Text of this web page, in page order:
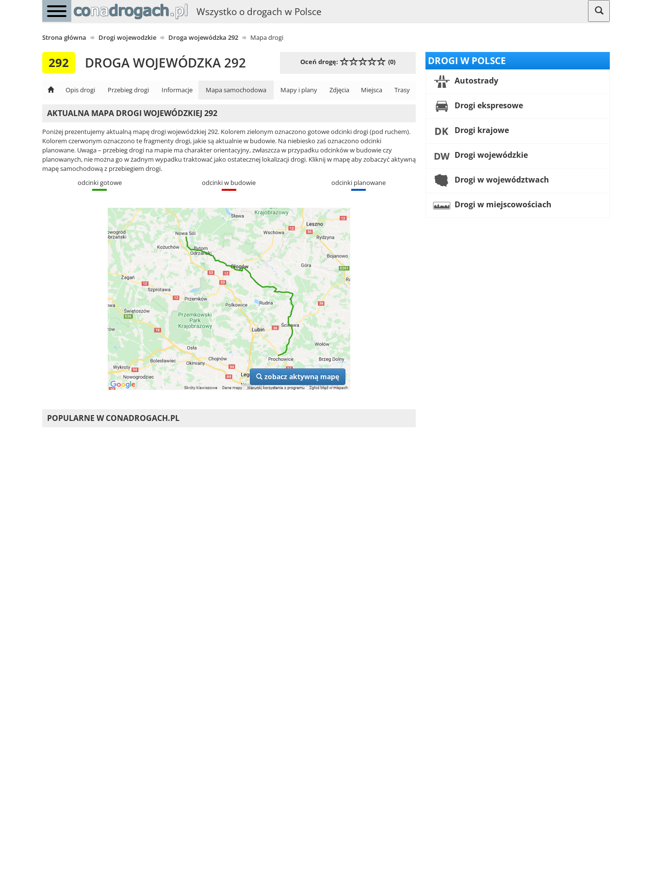
Wszystko o drogach w Polsce
Strona główna Drogi wojewodzkie Droga wojewódzka 292 Mapa drogi
292 DROGA WOJEWÓDZKA 292 Oceń drogę: (0)
Opis drogi Przebieg drogi Informacje Mapa samochodowa Mapy i plany Zdjęcia Miejsca Trasy
AKTUALNA MAPA DROGI WOJEWÓDZKIEJ 292
Poniżej prezentujemy aktualną mapę drogi wojewódzkiej 292. Kolorem zielonym oznaczono gotowe odcinki drogi (pod ruchem).
Kolorem czerwonym oznaczono te fragmenty drogi, jakie są aktualnie w budowie. Na niebiesko zaś oznaczono odcinki
planowane. Uwaga – przebieg drogi na mapie ma charakter orientacyjny, zwłaszcza w przypadku odcinków w budowie czy
planowanych, nie można go w żadnym wypadku traktować jako ostatecznej lokalizacji drogi. Kliknij w mapę aby zobaczyć aktywną
mapę samochodową z przebiegiem drogi.
odcinki gotowe
odcinki w budowie odcinki planowane
zobacz aktywną mapę
POPULARNE W CONADROGACH.PL
DROGI W POLSCE
Autostrady
Drogi ekspresowe
Drogi krajowe
Drogi wojewódzkie
Drogi w województwach
Drogi w miejscowościach